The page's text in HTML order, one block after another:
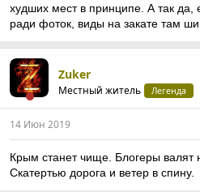
худших мест в принципе. А так да,
ради фоток, виды на закате там
Zuker
Местный житель Легенда
14 Июн 2019
Крым станет чище. Блогеры валят
Скатертью дорога и ветер в спину.